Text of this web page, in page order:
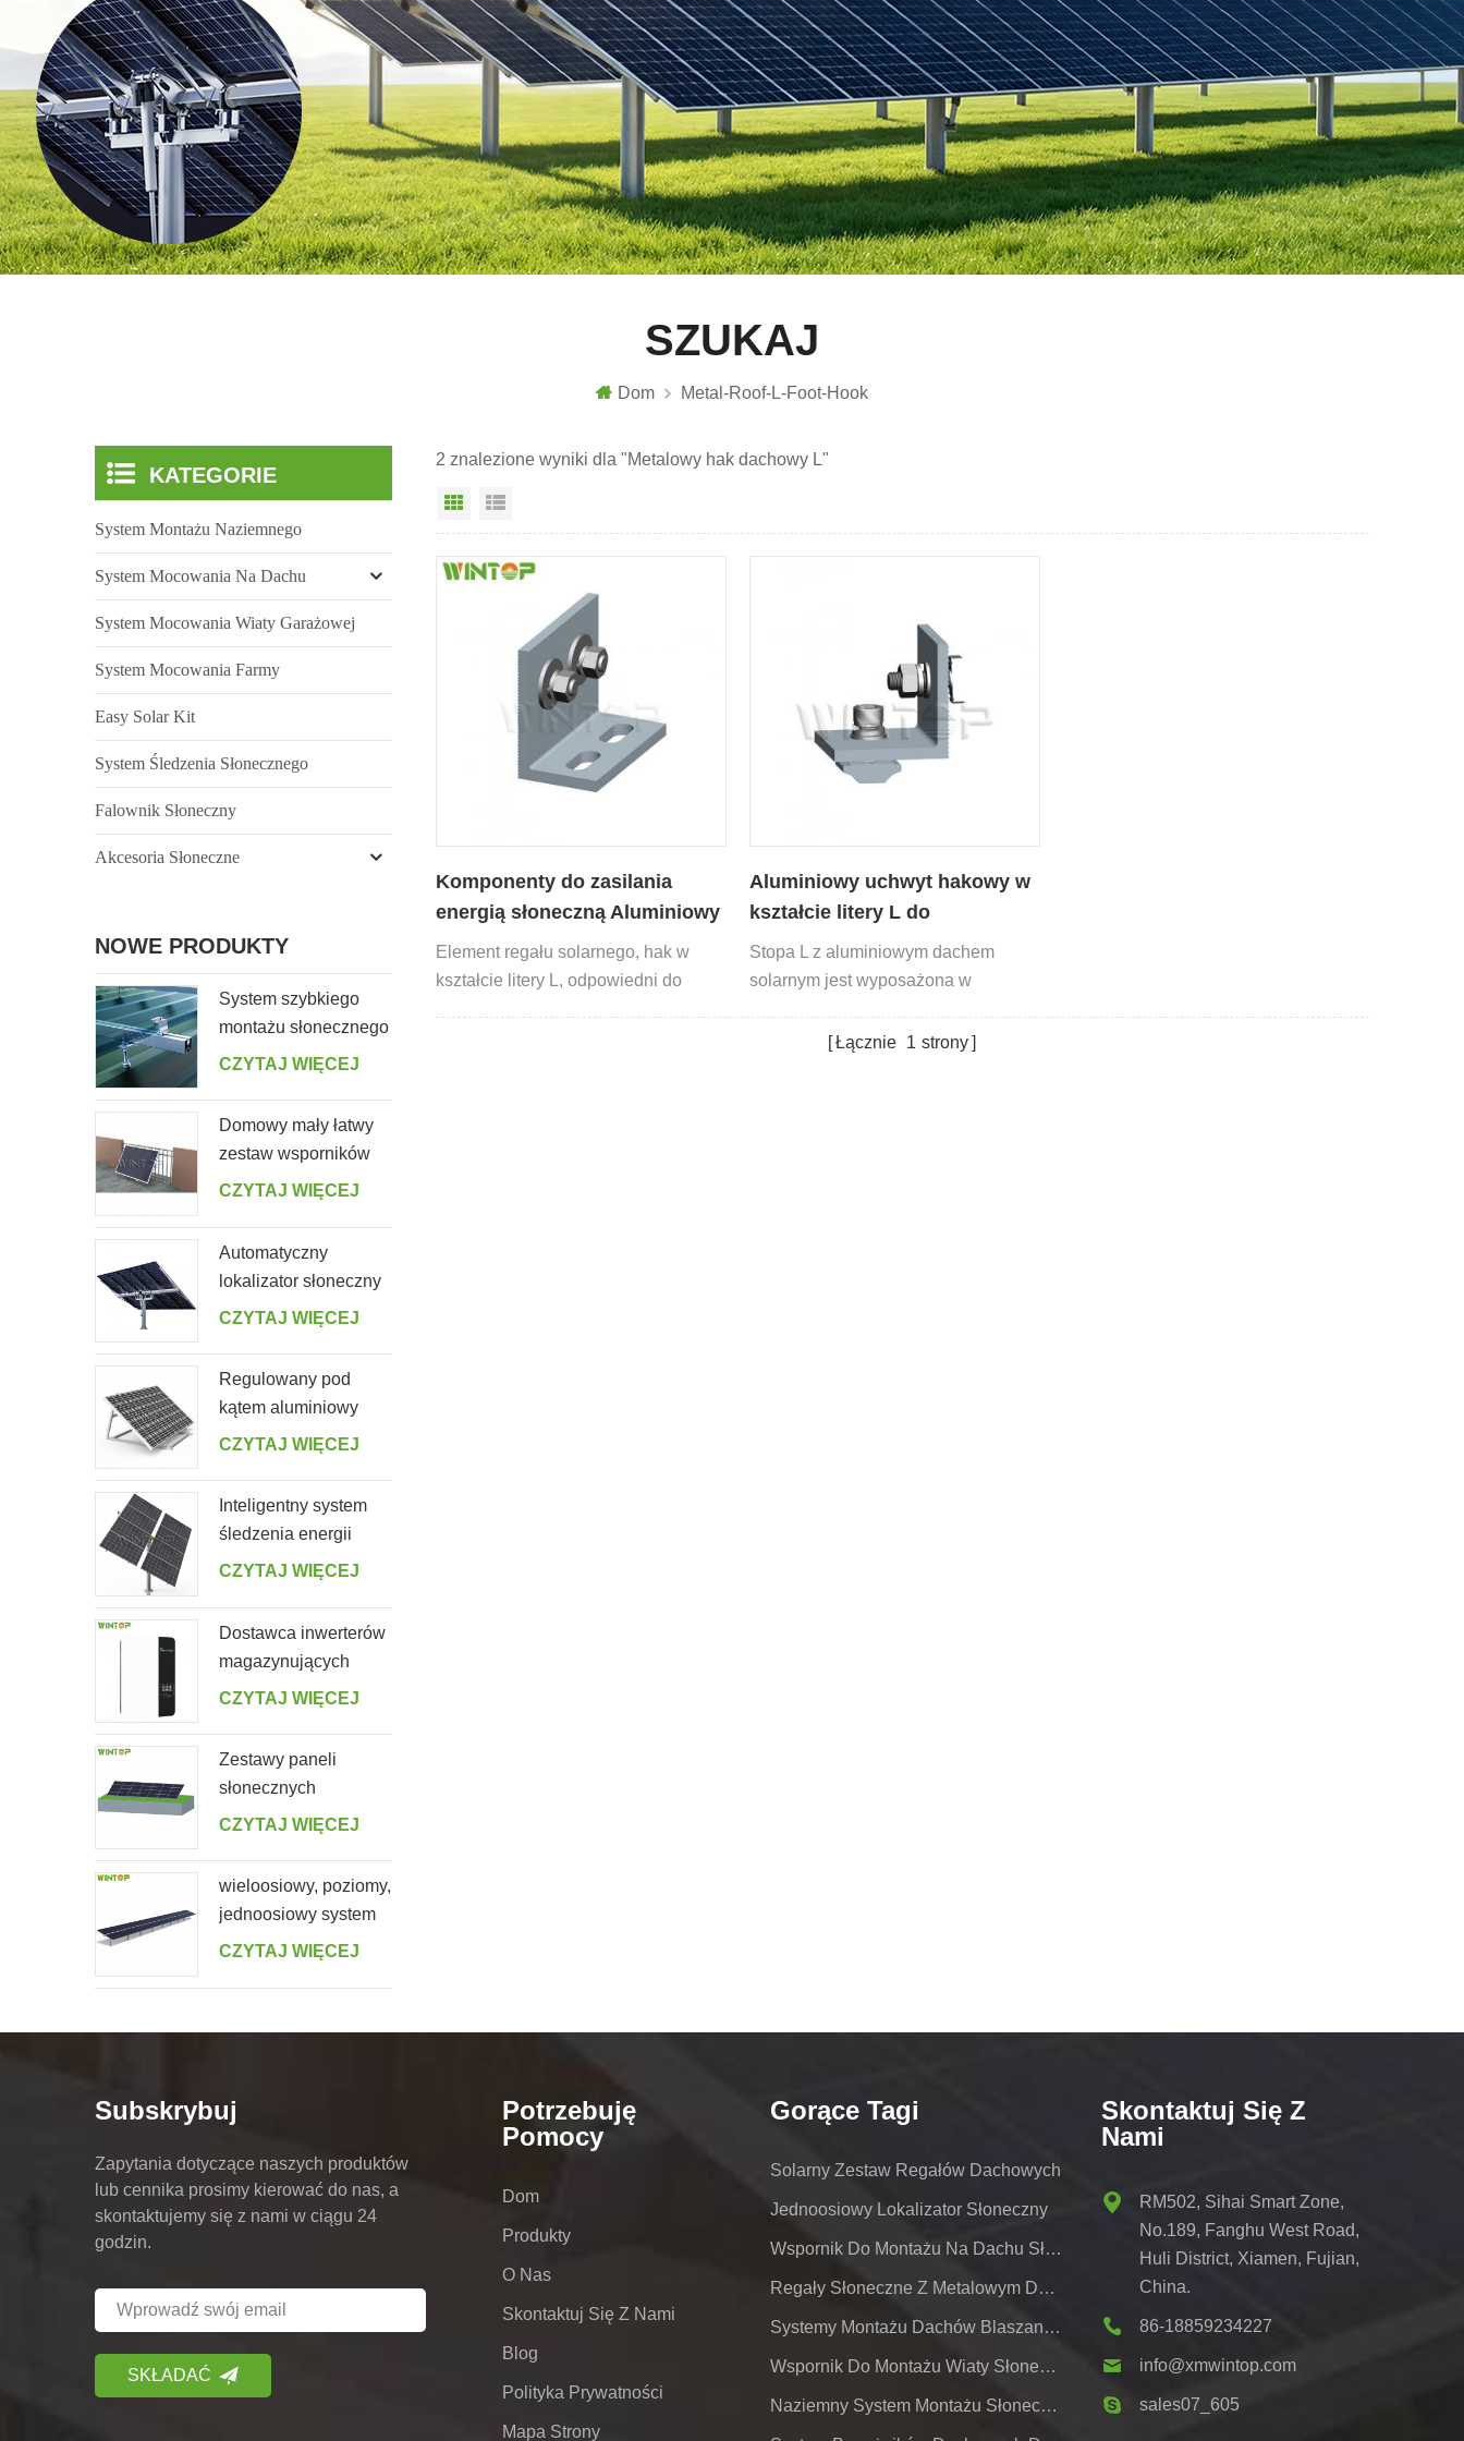
SZUKAJ
Dom Metal-Roof-L-Foot-Hook
2 znalezione wyniki dla "Metalowy hak dachowy L"
Widok siatki
Komponenty do zasilania
energią słoneczną Aluminiowy
wspornik hakowy L
Element regału solarnego, hak w
kształcie litery L, odpowiedni do
Aluminiowy uchwyt hakowy w
kształcie litery L do
słonecznego systemu
dachowego
Stopa L z aluminiowym dachem
solarnym jest wyposażona w
Łącznie 1 strony
KATEGORIE
System Montażu Naziemnego
System Mocowania Na Dachu
System Mocowania Wiaty Garażowej
System Mocowania Farmy
Easy Solar Kit
System Śledzenia Słonecznego
Falownik Słoneczny
Akcesoria Słoneczne
NOWE PRODUKTY
System szybkiego
montażu słonecznego
na blaszanym dachu
CZYTAJ WIĘCEJ
Domowy mały łatwy
zestaw wsporników
słonecznych do
CZYTAJ WIĘCEJ
Automatyczny
lokalizator słoneczny
z pojedynczym
CZYTAJ WIĘCEJ
Regulowany pod
kątem aluminiowy
łatwy wspornik panelu
CZYTAJ WIĘCEJ
Inteligentny system
śledzenia energii
słonecznej z jednym
CZYTAJ WIĘCEJ
Dostawca inwerterów
magazynujących
energię słoneczną
CZYTAJ WIĘCEJ
Zestawy paneli
słonecznych
montowanych na
CZYTAJ WIĘCEJ
wieloosiowy, poziomy,
jednoosiowy system
śledzący z
CZYTAJ WIĘCEJ
Subskrybuj
Zapytania dotyczące naszych produktów
lub cennika prosimy kierować do nas, a
skontaktujemy się z nami w ciągu 24
godzin.
Potrzebuję
Pomocy
Dom
Produkty
O Nas
Skontaktuj Się Z Nami
Blog
Polityka Prywatności
Mapa Strony
Gorące Tagi
Solarny Zestaw Regałów Dachowych
Jednoosiowy Lokalizator Słoneczny
Wspornik Do Montażu Na Dachu Słonecznym
Regały Słoneczne Z Metalowym Dachem
Systemy Montażu Dachów Blaszanych Pv
Wspornik Do Montażu Wiaty Słonecznej Na Dom;
Naziemny System Montażu Słonecznego,
Skontaktuj Się Z
Nami
RM502, Sihai Smart Zone,
No.189, Fanghu West Road,
Huli District, Xiamen, Fujian,
China.
86-18859234227
info@xmwintop.com
sales07_605